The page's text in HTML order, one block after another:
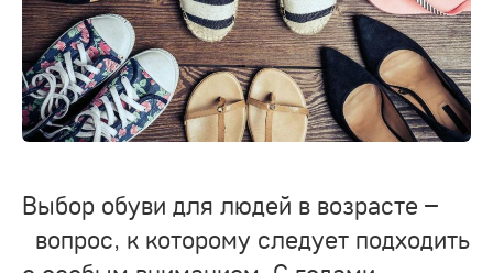
Выбор обуви для людей в возрасте –
вопрос, к которому следует подходить